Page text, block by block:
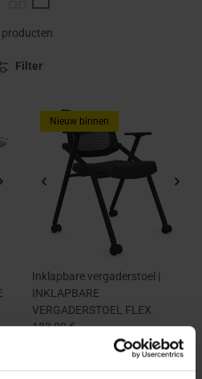
Filter
producten
Nieuw binnen
Inklapbare vergaderstoel |
INKLAPBARE
VERGADERSTOEL FLEX
183,00 €